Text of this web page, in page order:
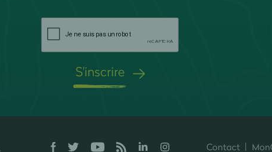
S'inscrire
Contact
en garantissant la conformité avec les réglementations.